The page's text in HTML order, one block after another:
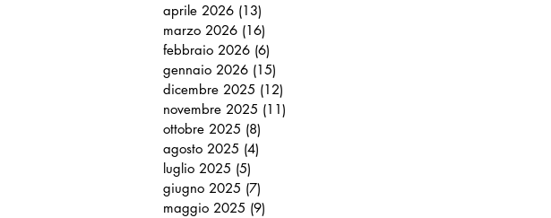
aprile 2026 (13)
marzo 2026 (16)
febbraio 2026 (6)
gennaio 2026 (15)
dicembre 2025 (12)
novembre 2025 (11)
ottobre 2025 (8)
agosto 2025 (4)
luglio 2025 (5)
giugno 2025 (7)
maggio 2025 (9)